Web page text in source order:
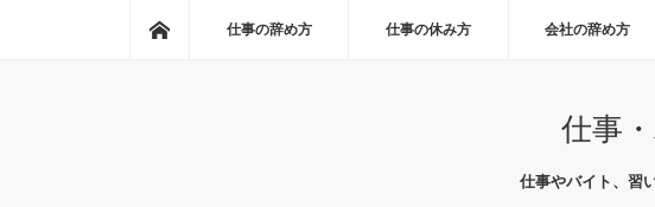
ホーム仕事の辞め方 仕事の休み方 会社の辞め方
仕事
仕事やバイト、習